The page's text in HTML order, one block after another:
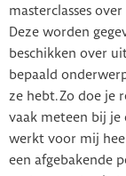
masterclasses
Deze worden
beschikken over
bepaald
ze hebt. Zo doe je
vaak meteen bij je
werkt voor mij
een afgebakende